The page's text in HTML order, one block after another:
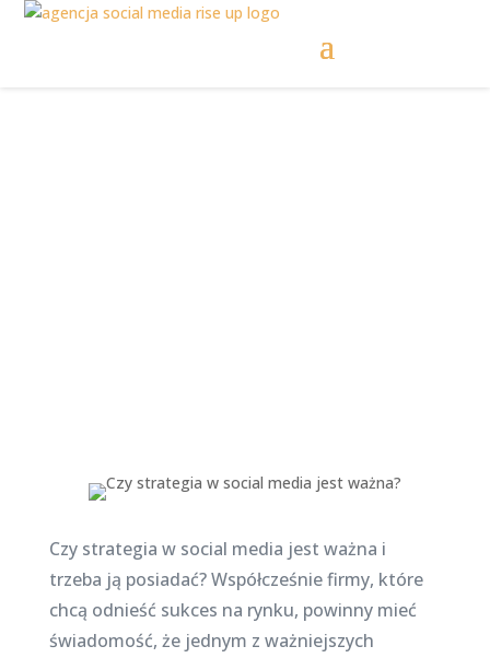
Czy strategia w social media jest ważna i
trzeba ją posiadać? Współcześnie firmy, które
chcą odnieść sukces na rynku, powinny mieć
świadomość, że jednym z ważniejszych